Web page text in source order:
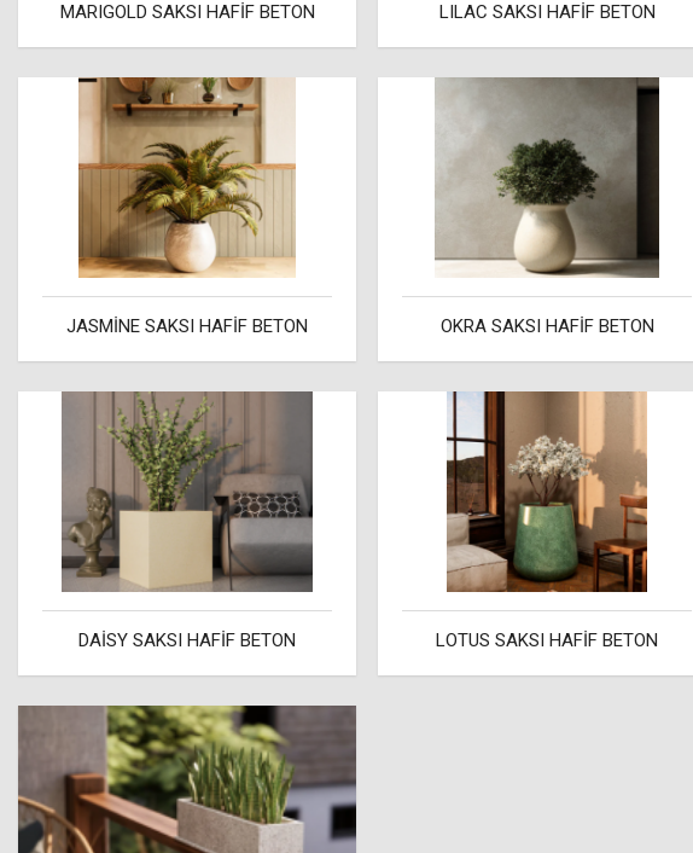
MARIGOLD SAKSI HAFİF BETON LILAC SAKSI HAFİF BETON
JASMİNE SAKSI HAFİF BETON OKRA SAKSI HAFİF BETON
DAİSY SAKSI HAFİF BETON LOTUS SAKSI HAFİF BETON